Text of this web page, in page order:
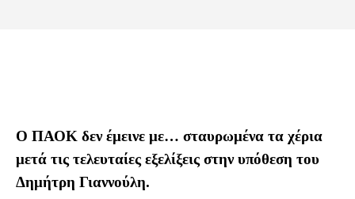
Ο ΠΑΟΚ δεν έμεινε με… σταυρωμένα τα χέρια
μετά τις τελευταίες εξελίξεις στην υπόθεση του
Δημήτρη Γιαννούλη.